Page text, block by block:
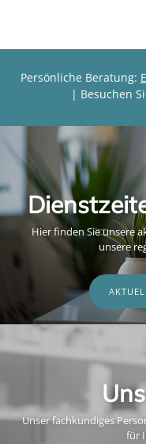
Persönliche Beratung:
| Besuchen
Hier finden Sie unsere
unsere
Unser fachkundiges
für